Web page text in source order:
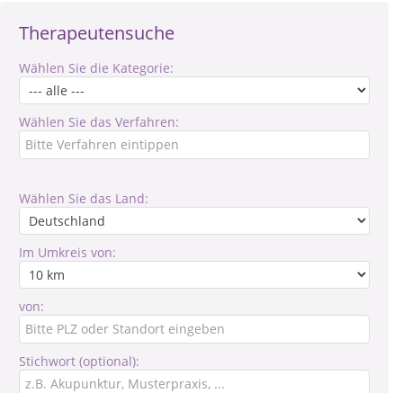
Therapeutensuche
Wählen Sie die Kategorie:
Wählen Sie das Verfahren:
Wählen Sie das Land:
Im Umkreis von:
von:
Stichwort (optional):